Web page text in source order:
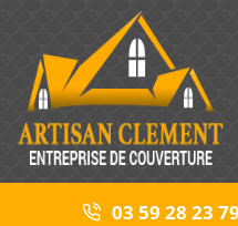
03 59 28 23 79